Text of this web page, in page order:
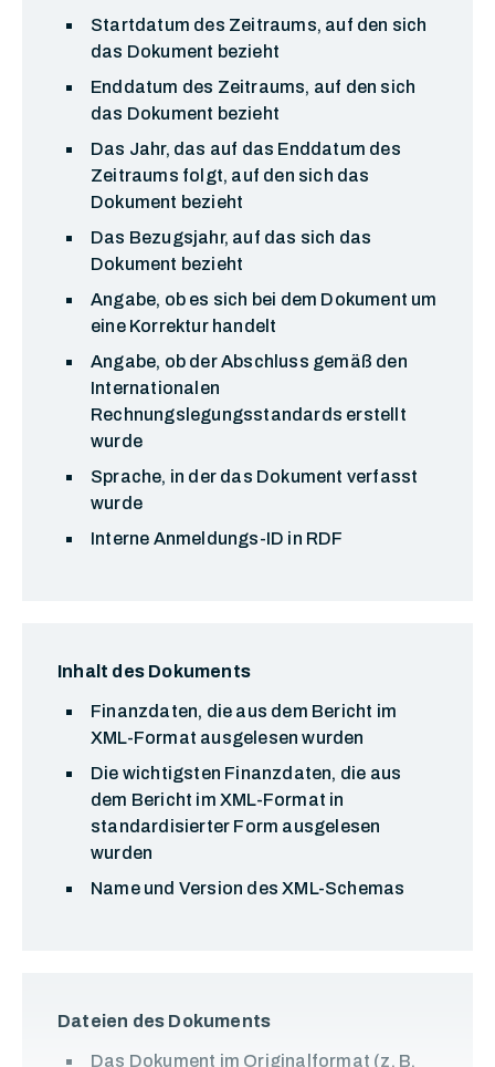
Startdatum des Zeitraums, auf den sich
das Dokument bezieht
Enddatum des Zeitraums, auf den sich
das Dokument bezieht
Das Jahr, das auf das Enddatum des
Zeitraums folgt, auf den sich das
Dokument bezieht
Das Bezugsjahr, auf das sich das
Dokument bezieht
Angabe, ob es sich bei dem Dokument um
eine Korrektur handelt
Angabe, ob der Abschluss gemäß den
Internationalen
Rechnungslegungsstandards erstellt
wurde
Sprache, in der das Dokument verfasst
wurde
Interne Anmeldungs-ID in RDF
Inhalt des Dokuments
Finanzdaten, die aus dem Bericht im
XML-Format ausgelesen wurden
Die wichtigsten Finanzdaten, die aus
dem Bericht im XML-Format in
standardisierter Form ausgelesen
wurden
Name und Version des XML-Schemas
Dateien des Dokuments
Das Dokument im Originalformat (z. B.